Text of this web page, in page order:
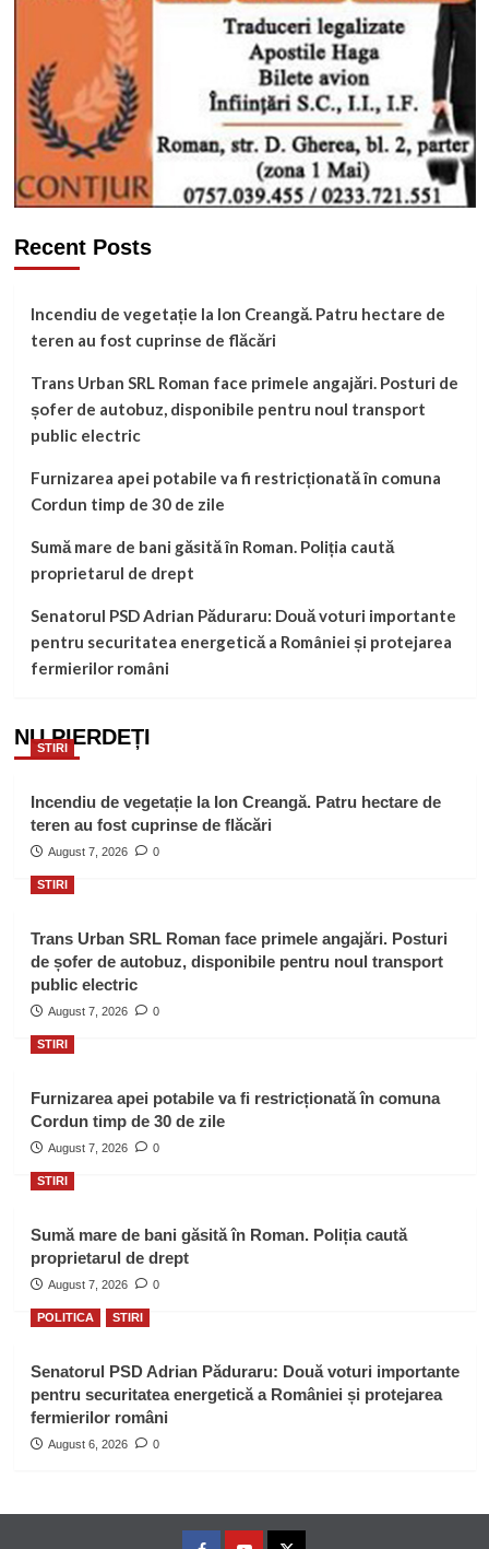
Recent Posts
Incendiu de vegetație la Ion Creangă. Patru hectare de
teren au fost cuprinse de flăcări
Trans Urban SRL Roman face primele angajări. Posturi de
șofer de autobuz, disponibile pentru noul transport
public electric
Furnizarea apei potabile va fi restricționată în comuna
Cordun timp de 30 de zile
Sumă mare de bani găsită în Roman. Poliția caută
proprietarul de drept
Senatorul PSD Adrian Păduraru: Două voturi importante
pentru securitatea energetică a României și protejarea
fermierilor români
NU PIERDEȚI
STIRI
Incendiu de vegetație la Ion Creangă. Patru hectare de
teren au fost cuprinse de flăcări
August 7, 2026 0
STIRI
Trans Urban SRL Roman face primele angajări. Posturi
de șofer de autobuz, disponibile pentru noul transport
public electric
August 7, 2026 0
STIRI
Furnizarea apei potabile va fi restricționată în comuna
Cordun timp de 30 de zile
August 7, 2026 0
STIRI
Sumă mare de bani găsită în Roman. Poliția caută
proprietarul de drept
August 7, 2026 0
POLITICA STIRI
Senatorul PSD Adrian Păduraru: Două voturi importante
pentru securitatea energetică a României și protejarea
fermierilor români
August 6, 2026 0